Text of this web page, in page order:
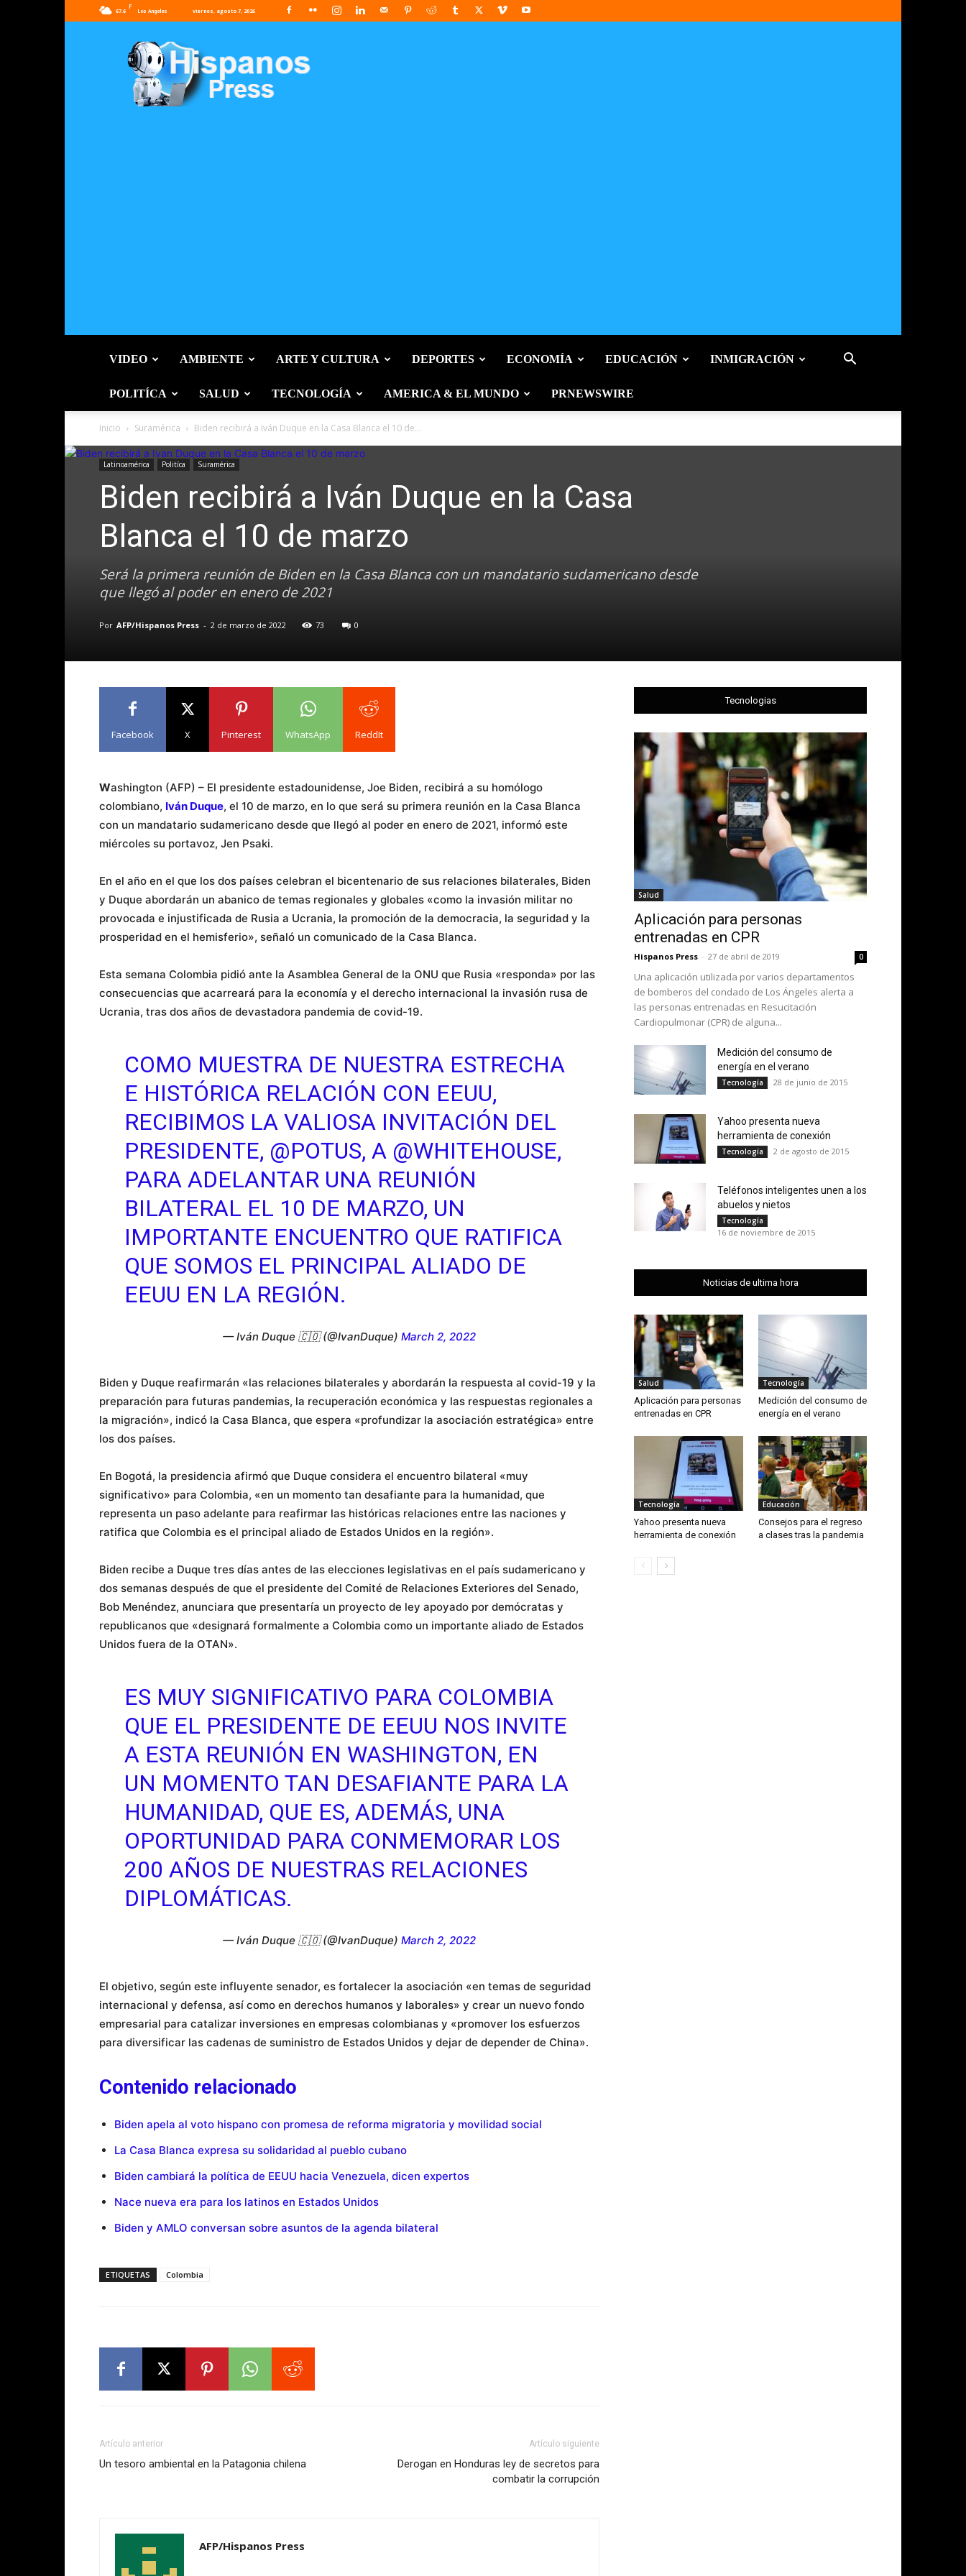
67.6
F
Los Angeles viernes, agosto 7, 2026
Press
VIDEO AMBIENTE ARTE Y CULTURA DEPORTES ECONOMÍA EDUCACIÓN INMIGRACIÓN
POLITÍCA SALUD TECNOLOGÍA AMERICA & EL MUNDO PRNEWSWIRE
Inicio Suramérica Biden recibirá a Iván Duque en la Casa Blanca el 10 de...
Latinoamérica Politíca Suramérica
Biden recibirá a Iván Duque en la Casa
Blanca el 10 de marzo
Será la primera reunión de Biden en la Casa Blanca con un mandatario sudamericano desde
que llegó al poder en enero de 2021
Por AFP/Hispanos Press - 2 de marzo de 2022 73 0
Facebook X Pinterest WhatsApp ReddIt
Washington (AFP) – El presidente estadounidense, Joe Biden, recibirá a su homólogo
colombiano, Iván Duque, el 10 de marzo, en lo que será su primera reunión en la Casa Blanca
con un mandatario sudamericano desde que llegó al poder en enero de 2021, informó este
miércoles su portavoz, Jen Psaki.
En el año en el que los dos países celebran el bicentenario de sus relaciones bilaterales, Biden
y Duque abordarán un abanico de temas regionales y globales «como la invasión militar no
provocada e injustificada de Rusia a Ucrania, la promoción de la democracia, la seguridad y la
prosperidad en el hemisferio», señaló un comunicado de la Casa Blanca.
Esta semana Colombia pidió ante la Asamblea General de la ONU que Rusia «responda» por las
consecuencias que acarreará para la economía y el derecho internacional la invasión rusa de
Ucrania, tras dos años de devastadora pandemia de covid-19.
COMO MUESTRA DE NUESTRA ESTRECHA
E HISTÓRICA RELACIÓN CON EEUU,
RECIBIMOS LA VALIOSA INVITACIÓN DEL
PRESIDENTE, @POTUS, A @WHITEHOUSE,
PARA ADELANTAR UNA REUNIÓN
BILATERAL EL 10 DE MARZO, UN
IMPORTANTE ENCUENTRO QUE RATIFICA
QUE SOMOS EL PRINCIPAL ALIADO DE
EEUU EN LA REGIÓN.
— Iván Duque 🇨🇴 (@IvanDuque) March 2, 2022
Biden y Duque reafirmarán «las relaciones bilaterales y abordarán la respuesta al covid-19 y la
preparación para futuras pandemias, la recuperación económica y las respuestas regionales a
la migración», indicó la Casa Blanca, que espera «profundizar la asociación estratégica» entre
los dos países.
En Bogotá, la presidencia afirmó que Duque considera el encuentro bilateral «muy
significativo» para Colombia, «en un momento tan desafiante para la humanidad, que
representa un paso adelante para reafirmar las históricas relaciones entre las naciones y
ratifica que Colombia es el principal aliado de Estados Unidos en la región».
Biden recibe a Duque tres días antes de las elecciones legislativas en el país sudamericano y
dos semanas después de que el presidente del Comité de Relaciones Exteriores del Senado,
Bob Menéndez, anunciara que presentaría un proyecto de ley apoyado por demócratas y
republicanos que «designará formalmente a Colombia como un importante aliado de Estados
Unidos fuera de la OTAN».
ES MUY SIGNIFICATIVO PARA COLOMBIA
QUE EL PRESIDENTE DE EEUU NOS INVITE
A ESTA REUNIÓN EN WASHINGTON, EN
UN MOMENTO TAN DESAFIANTE PARA LA
HUMANIDAD, QUE ES, ADEMÁS, UNA
OPORTUNIDAD PARA CONMEMORAR LOS
200 AÑOS DE NUESTRAS RELACIONES
DIPLOMÁTICAS.
— Iván Duque 🇨🇴 (@IvanDuque) March 2, 2022
El objetivo, según este influyente senador, es fortalecer la asociación «en temas de seguridad
internacional y defensa, así como en derechos humanos y laborales» y crear un nuevo fondo
empresarial para catalizar inversiones en empresas colombianas y «promover los esfuerzos
para diversificar las cadenas de suministro de Estados Unidos y dejar de depender de China».
Contenido relacionado
Biden apela al voto hispano con promesa de reforma migratoria y movilidad social
La Casa Blanca expresa su solidaridad al pueblo cubano
Biden cambiará la política de EEUU hacia Venezuela, dicen expertos
Nace nueva era para los latinos en Estados Unidos
Biden y AMLO conversan sobre asuntos de la agenda bilateral
ETIQUETAS Colombia
Artículo anterior
Un tesoro ambiental en la Patagonia chilena
Artículo siguiente
Derogan en Honduras ley de secretos para
combatir la corrupción
AFP/Hispanos Press
Tecnologias
Salud
Aplicación para personas
entrenadas en CPR
Hispanos Press - 27 de abril de 2019 0
Una aplicación utilizada por varios departamentos
de bomberos del condado de Los Ángeles alerta a
las personas entrenadas en Resucitación
Cardiopulmonar (CPR) de alguna...
Medición del consumo de
energía en el verano
Tecnología 28 de junio de 2015
Yahoo presenta nueva
herramienta de conexión
Tecnología 2 de agosto de 2015
Teléfonos inteligentes unen a los
abuelos y nietos
Tecnología
16 de noviembre de 2015
Noticias de ultima hora
Salud
Aplicación para personas
entrenadas en CPR
Tecnología
Medición del consumo de
energía en el verano
Tecnología
Yahoo presenta nueva
herramienta de conexión
Educación
Consejos para el regreso
a clases tras la pandemia